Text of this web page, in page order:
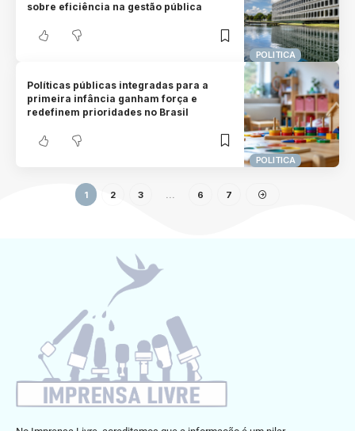
POLITICA
sobre eficiência na gestão pública
POLITICA
Políticas públicas integradas para a
primeira infância ganham força e
redefinem prioridades no Brasil
1 2 3 6 7